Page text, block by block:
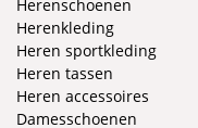
Herenschoenen
Herenkleding
Heren sportkleding
Heren tassen
Heren accessoires
Damesschoenen